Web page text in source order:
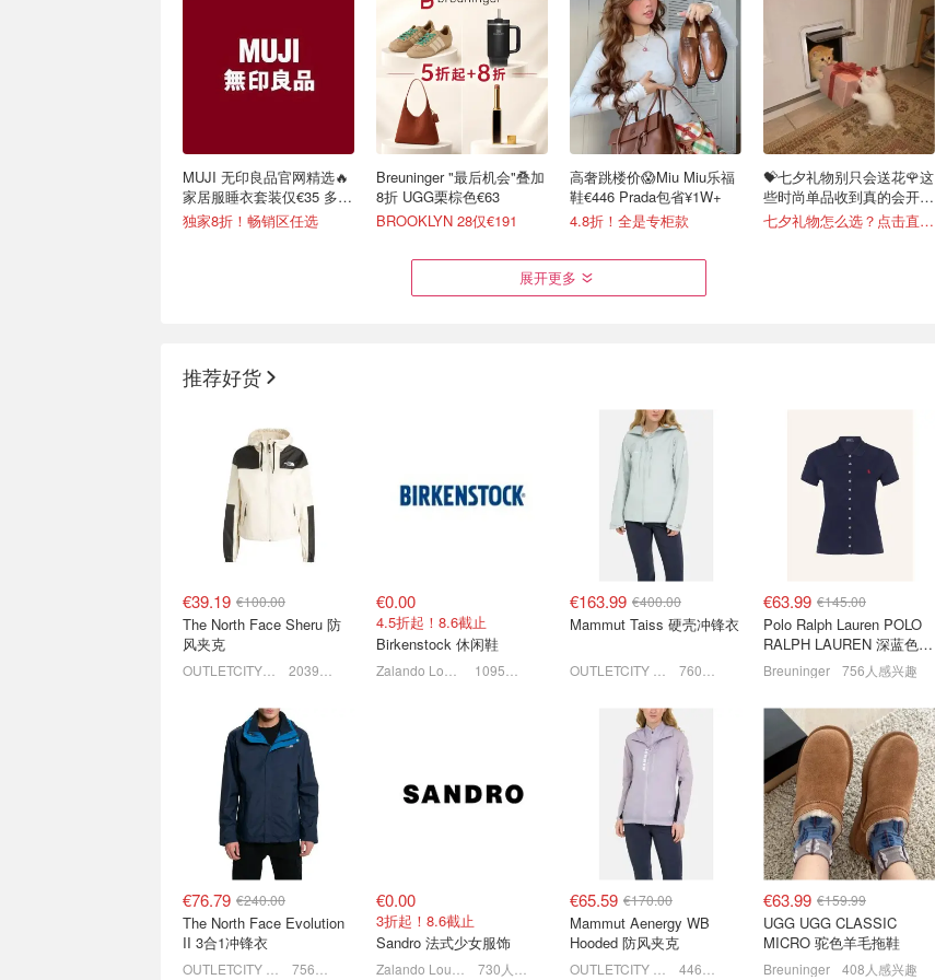
MUJI 无印良品官网精选🔥
家居服睡衣套装仅€35 多色
可选
独家8折！畅销区任选
Breuninger "最后机会"叠加
8折 UGG栗棕色€63
BROOKLYN 28仅€191
高奢跳楼价😱Miu Miu乐福
鞋€446 Prada包省¥1W+
4.8折！全是专柜款
💝七夕礼物别只会送花🌹这
些时尚单品收到真的会开
心！
七夕礼物怎么选？点击直接抄作业
Ralph Lauren官网 百欧专
场 💰麻花毛衣€81
5折起！刘亦菲同款€58
麦琴根打折村 户外专场捡
漏 北面、狼爪、猛犸象、
巴塔等
实体店通用 买啥都香！
拉夫劳伦 最终轮降价 5折
起🔥热门单品捡漏合集
腿长作弊器！G-STAR
RAW牛仔裤🩵穿上拉满两
爆款预定❗️优衣库 巴恩风外
套升级 零头拿下Barbour同
26FW秋冬新品🍂UGG毛拖
€105 勃肯拖鞋€112
奢牌一律7.5折！
展开更多
推荐好货
€39.19 €100.00
The North Face Sheru 防
风夹克
€0.00
4.5折起！8.6截止
Birkenstock 休闲鞋
€163.99 €400.00
Mammut Taiss 硬壳冲锋衣
€63.99 €145.00
Polo Ralph Lauren POLO
RALPH LAUREN 深蓝色珠
地布 Polo衫
Breuninger 756人感兴趣
€76.79 €240.00
The North Face Evolution
II 3合1冲锋衣
€0.00
3折起！8.6截止
Sandro 法式少女服饰
€65.59 €170.00
Mammut Aenergy WB
Hooded 防风夹克
€63.99 €159.99
UGG UGG CLASSIC
MICRO 驼色羊毛拖鞋
Breuninger 408人感兴趣